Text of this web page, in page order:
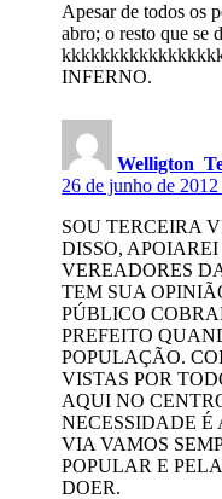
Apesar de todos os
abro; o resto que
INFERNO.
26 de junho de
SOU TERCEIRA
DISSO,
VEREADORES
TEM SUA
PÚBLICO
PREFEITO
POPULAÇÃO.
VISTAS POR
AQUI NO
NECESSIDADE É
VIA VAMOS
POPULAR E
DOER.